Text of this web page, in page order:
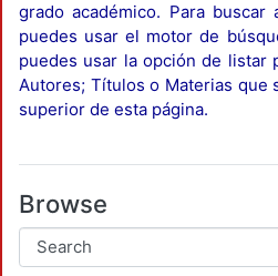
grado académico. Para buscar
puedes usar el motor de
puedes usar la opción de listar
Autores; Títulos o Materias que
superior de esta página.
Browse